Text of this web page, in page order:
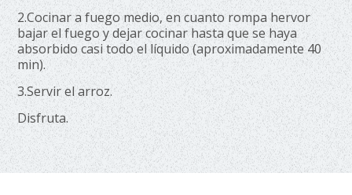
2.Cocinar a fuego medio, en cuanto rompa hervor
bajar el fuego y dejar cocinar hasta que se haya
absorbido casi todo el líquido (aproximadamente 40
min).
3.Servir el arroz.
Disfruta.